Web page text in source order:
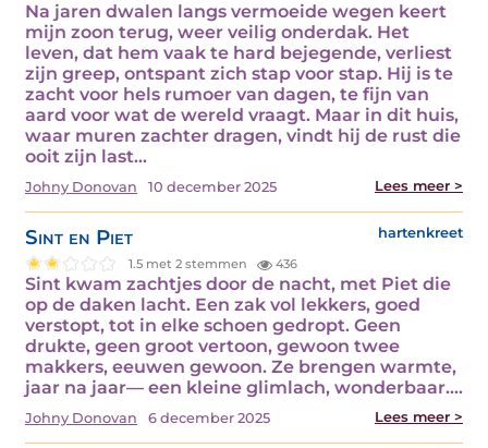
Na jaren dwalen langs vermoeide wegen keert
mijn zoon terug, weer veilig onderdak. Het
leven, dat hem vaak te hard bejegende, verliest
zijn greep, ontspant zich stap voor stap. Hij is te
zacht voor hels rumoer van dagen, te fijn van
aard voor wat de wereld vraagt. Maar in dit huis,
waar muren zachter dragen, vindt hij de rust die
ooit zijn last…
Johny Donovan 10 december 2025 Lees meer >
Sint en Piet hartenkreet
1.5 met 2 stemmen 436
Sint kwam zachtjes door de nacht, met Piet die
op de daken lacht. Een zak vol lekkers, goed
verstopt, tot in elke schoen gedropt. Geen
drukte, geen groot vertoon, gewoon twee
makkers, eeuwen gewoon. Ze brengen warmte,
jaar na jaar— een kleine glimlach, wonderbaar.…
Johny Donovan 6 december 2025 Lees meer >